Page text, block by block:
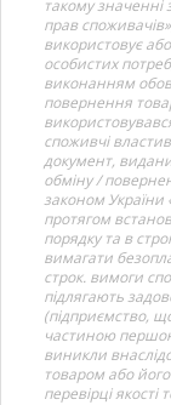
такому значенні
прав
використовує
особистих
виконанням
повернення
споживчі
документ,
обміну /
законом України
протягом
порядку та в
вимагати
строк. вимоги
підлягають
(підприємство,
частиною першою
виникли
товаром або
перевірці